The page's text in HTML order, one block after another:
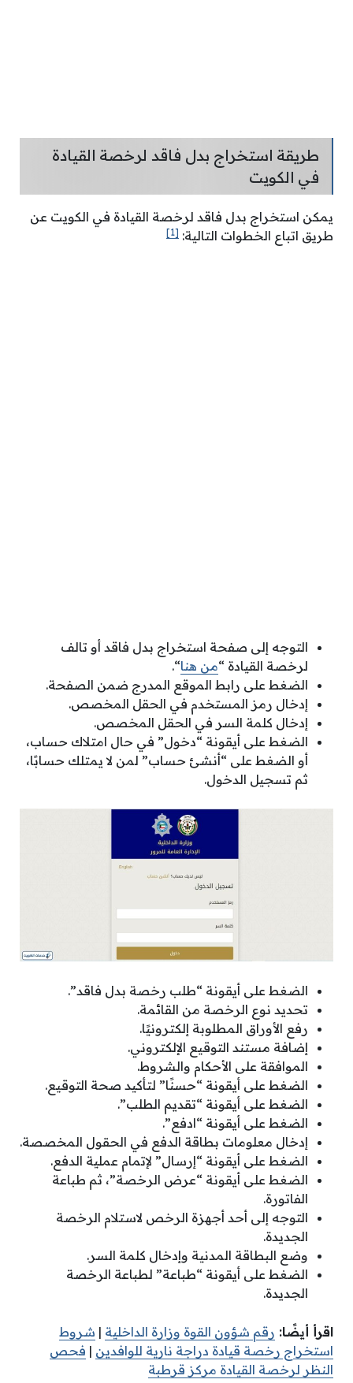
طريقة استخراج بدل فاقد لرخصة القيادة
في الكويت
يمكن استخراج بدل فاقد لرخصة القيادة في الكويت عن
طريق اتباع الخطوات التالية: [1]
التوجه إلى صفحة استخراج بدل فاقد أو تالف
لرخصة القيادة “من هنا“.
الضغط على رابط الموقع المدرج ضمن الصفحة.
إدخال رمز المستخدم في الحقل المخصص.
إدخال كلمة السر في الحقل المخصص.
الضغط على أيقونة “دخول” في حال امتلاك حساب،
أو الضغط على “أنشئ حساب” لمن لا يمتلك حسابًا،
ثم تسجيل الدخول.
الضغط على أيقونة “طلب رخصة بدل فاقد”.
تحديد نوع الرخصة من القائمة.
رفع الأوراق المطلوبة إلكترونيًا.
إضافة مستند التوقيع الإلكتروني.
الموافقة على الأحكام والشروط.
الضغط على أيقونة “حسنًا” لتأكيد صحة التوقيع.
الضغط على أيقونة “تقديم الطلب”.
الضغط على أيقونة “ادفع”.
إدخال معلومات بطاقة الدفع في الحقول المخصصة.
الضغط على أيقونة “إرسال” لإتمام عملية الدفع.
الضغط على أيقونة “عرض الرخصة”، ثم طباعة
الفاتورة.
التوجه إلى أحد أجهزة الرخص لاستلام الرخصة
الجديدة.
وضع البطاقة المدنية وإدخال كلمة السر.
الضغط على أيقونة “طباعة” لطباعة الرخصة
الجديدة.
اقرأ أيضًا: رقم شؤون القوة وزارة الداخلية | شروط
استخراج رخصة قيادة دراجة نارية للوافدين | فحص
النظر لرخصة القيادة مركز قرطبة